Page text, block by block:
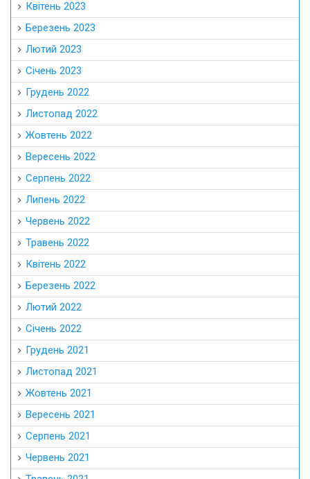
Квітень 2023
Березень 2023
Лютий 2023
Січень 2023
Грудень 2022
Листопад 2022
Жовтень 2022
Вересень 2022
Серпень 2022
Липень 2022
Червень 2022
Травень 2022
Квітень 2022
Березень 2022
Лютий 2022
Січень 2022
Грудень 2021
Листопад 2021
Жовтень 2021
Вересень 2021
Серпень 2021
Червень 2021